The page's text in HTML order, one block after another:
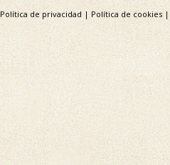
Política de privacidad | Política de cookies|